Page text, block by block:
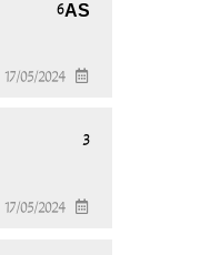
6AS
17/05/2024
3
17/05/2024